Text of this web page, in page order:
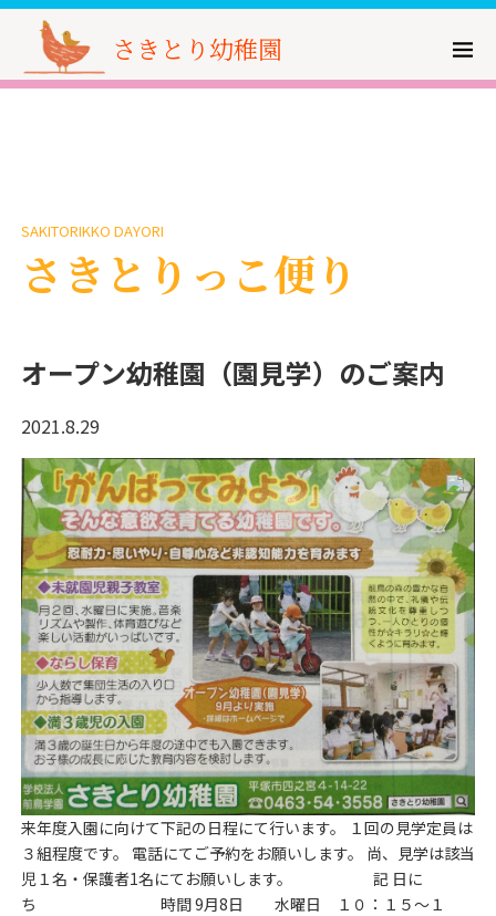
さきとり幼稚園
SAKITORIKKO DAYORI
さきとりっこ便り
オープン幼稚園（園見学）のご案内
2021.8.29
来年度入園に向けて下記の日程にて行います。 １回の見学定員は
３組程度です。 電話にてご予約をお願いします。 尚、見学は該当
児１名・保護者1名にてお願いします。 記 日に
ち 時間 9月8日 水曜日 １０：１５～１